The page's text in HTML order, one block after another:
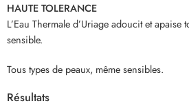
HAUTE TOLERANCE
L’Eau Thermale d’Uriage adoucit et apaise
sensible.
Tous types de peaux, même sensibles.
Résultats